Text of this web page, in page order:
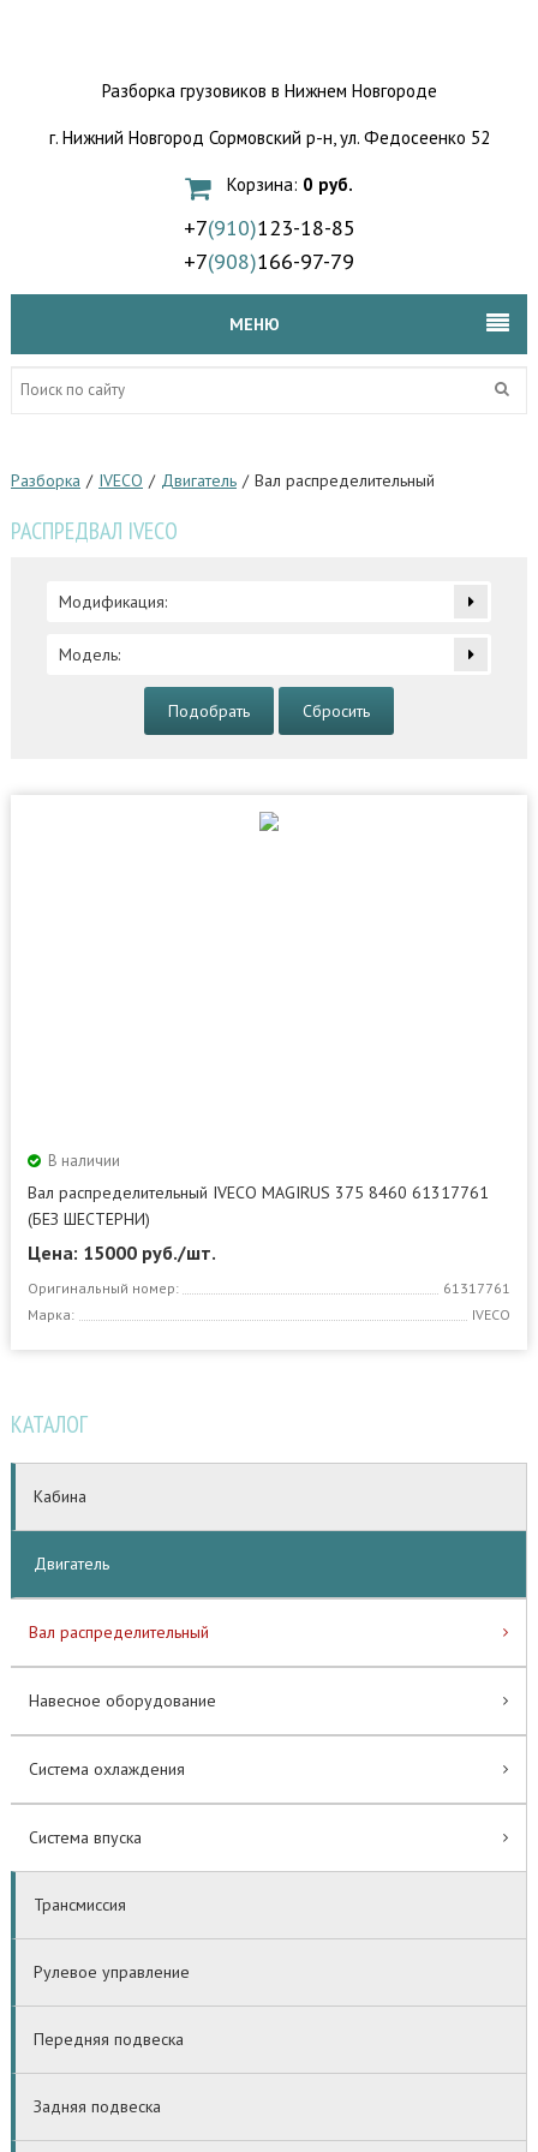
Разборка грузовиков в Нижнем Новгороде
г. Нижний Новгород Сормовский р-н,ул. Федосеенко 52
Корзина: 0 руб.
+7(910)123-18-85
+7(908)166-97-79
МЕНЮ
Разборка / IVECO / Двигатель / Вал распределительный
РАСПРЕДВАЛ IVECO
Модификация:
Модель:
Подобрать Сбросить
В наличии
Вал распределительный IVECO MAGIRUS 375 8460 61317761
(БЕЗ ШЕСТЕРНИ)
Цена: 15000 руб./шт.
Оригинальный номер:
61317761
Марка:
IVECO
КАТАЛОГ
Кабина
Двигатель
Вал распределительный
Навесное оборудование
Система охлаждения
Система впуска
Трансмиссия
Рулевое управление
Передняя подвеска
Задняя подвеска